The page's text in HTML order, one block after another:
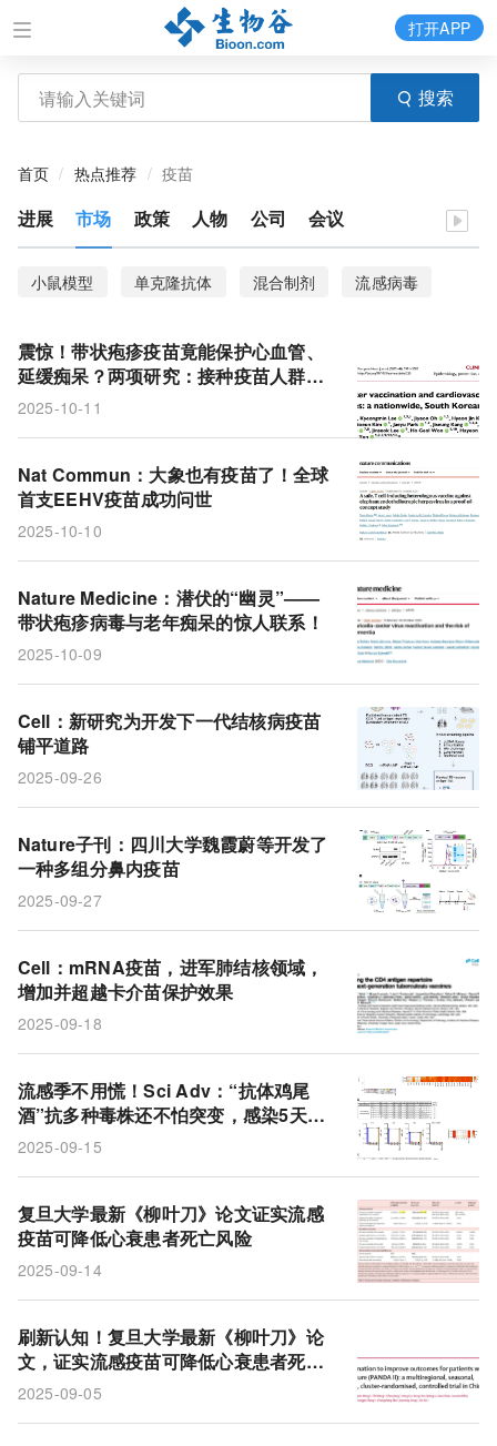
搜索
打开APP
首页 热点推荐 疫苗
进展 市场 政策 人物 公司 会议
小鼠模型 单克隆抗体 混合制剂
流感病毒
临床试验
震惊！带状疱疹疫苗竟能保护心血管、
延缓痴呆？两项研究：接种疫苗人群，
心血管事件风险下降23%，3年内痴呆风
2025-10-11
Nat Commun：大象也有疫苗了！全球
首支EEHV疫苗成功问世
2025-10-10
Nature Medicine：潜伏的“幽灵”——
带状疱疹病毒与老年痴呆的惊人联系！
2025-10-09
Cell：新研究为开发下一代结核病疫苗
铺平道路
2025-09-26
Nature子刊：四川大学魏霞蔚等开发了
一种多组分鼻内疫苗
2025-09-27
Cell：mRNA疫苗，进军肺结核领域，
增加并超越卡介苗保护效果
2025-09-18
流感季不用慌！Sci Adv：“抗体鸡尾
酒”抗多种毒株还不怕突变，感染5天给
药仍能救命
2025-09-15
复旦大学最新《柳叶刀》论文证实流感
疫苗可降低心衰患者死亡风险
2025-09-14
刷新认知！复旦大学最新《柳叶刀》论
文，证实流感疫苗可降低心衰患者死亡
风险
2025-09-05